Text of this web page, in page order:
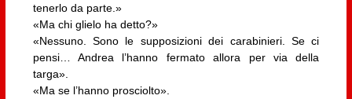
tenerlo da parte.»
«Ma chi glielo ha detto?»
«Nessuno. Sono le supposizioni dei carabinieri. Se ci
pensi… Andrea l’hanno fermato allora per via della
targa».
«Ma se l’hanno prosciolto».